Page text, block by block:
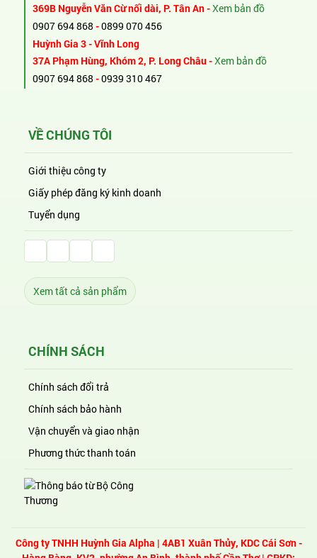
369B Nguyễn Văn Cừ nối dài, P. Tân An -Xem bản đồ
0907 694 868 -0899 070 456
Huỳnh Gia 3 - Vĩnh Long
37A Phạm Hùng, Khóm 2, P. Long Châu -Xem bản đồ
0907 694 868 -0939 310 467
VỀ CHÚNG TÔI
Giới thiệu công ty
Giấy phép đăng ký kinh doanh
Tuyển dụng
Xem tất cả sản phẩm
CHÍNH SÁCH
Chính sách đổi trả
Chính sách bảo hành
Vận chuyển và giao nhận
Phương thức thanh toán
Công ty TNHH Huỳnh Gia Alpha | 4AB1 Xuân Thủy, KDC Cái Sơn -